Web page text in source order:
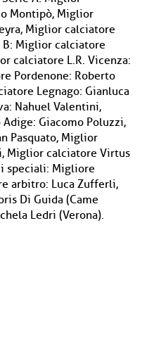
Montipò, Miglior
Miglior calciatore
B: Miglior calciatore
calciatore L.R. Vicenza:
Pordenone: Roberto
Legnago: Gianluca
Nahuel Valentini,
Giacomo Poluzzi,
Pasquato, Miglior
Miglior calciatore Virtus
speciali: Migliore
arbitro: Luca Zufferli,
Di Guida (Came
Ledri (Verona).